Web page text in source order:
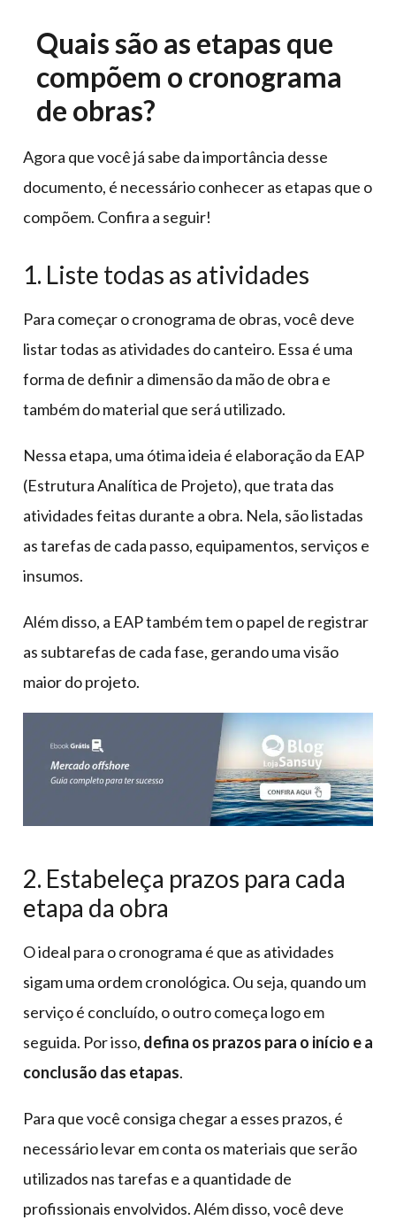
Quais são as etapas que
compõem o cronograma
de obras?
Agora que você já sabe da importância desse
documento, é necessário conhecer as etapas que o
compõem. Confira a seguir!
1. Liste todas as atividades
Para começar o cronograma de obras, você deve
listar todas as atividades do canteiro. Essa é uma
forma de definir a dimensão da mão de obra e
também do material que será utilizado.
Nessa etapa, uma ótima ideia é elaboração da EAP
(Estrutura Analítica de Projeto), que trata das
atividades feitas durante a obra. Nela, são listadas
as tarefas de cada passo, equipamentos, serviços e
insumos.
Além disso, a EAP também tem o papel de registrar
as subtarefas de cada fase, gerando uma visão
maior do projeto.
2. Estabeleça prazos para cada
etapa da obra
O ideal para o cronograma é que as atividades
sigam uma ordem cronológica. Ou seja, quando um
serviço é concluído, o outro começa logo em
seguida. Por isso, defina os prazos para o início e a
conclusão das etapas.
Para que você consiga chegar a esses prazos, é
necessário levar em conta os materiais que serão
utilizados nas tarefas e a quantidade de
profissionais envolvidos. Além disso, você deve